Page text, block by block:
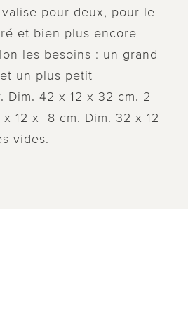
pour deux, pour le
et bien plus encore
les besoins : un grand
un plus petit
Dim. 42 x 12 x 32 cm. 2
12 x 8 cm. Dim. 32 x 12
vides.